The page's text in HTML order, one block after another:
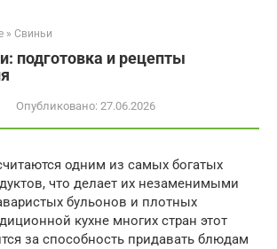
» Свиньи
подготовка и рецепты
Опубликовано: 27.06.2026
одним из самых богатых
что делает их незаменимыми
бульонов и плотных
кухне многих стран этот
за способность придавать блюдам